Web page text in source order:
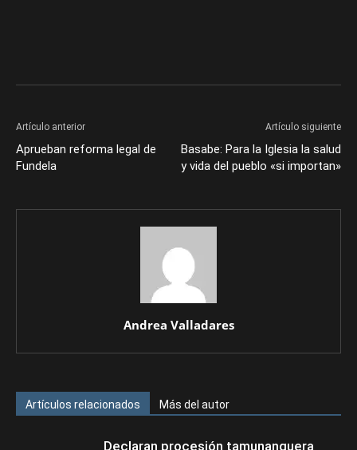
Artículo anterior
Aprueban reforma legal de
Fundela
Artículo siguiente
Basabe: Para la Iglesia la salud
y vida del pueblo «si importan»
Andrea Valladares
Artículos relacionados Más del autor
Declaran procesión tamunanguera